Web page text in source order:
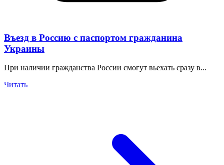
Въезд в Россию с паспортом гражданина
Украины
При наличии гражданства России смогут вьехать сразу в...
Читать